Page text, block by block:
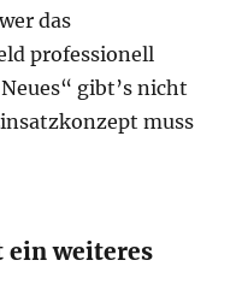
das
professionell
gibt’s nicht
muss
ein weiteres